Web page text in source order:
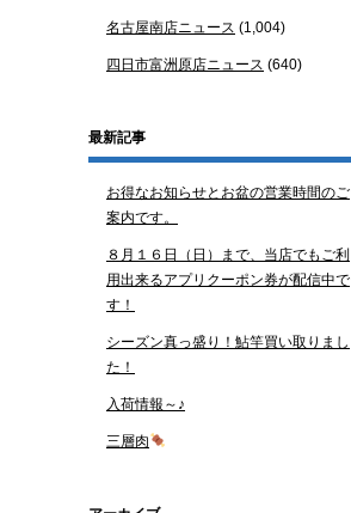
名古屋南店ニュース (1,004)
四日市富洲原店ニュース (640)
最新記事
お得なお知らせとお盆の営業時間のご
案内です。
８月１６日（日）まで、当店でもご利
用出来るアプリクーポン券が配信中で
す！
シーズン真っ盛り！鮎竿買い取りまし
た！
入荷情報～♪
三層肉